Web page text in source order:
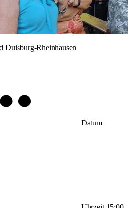
Duisburg-Rheinhausen
Datum